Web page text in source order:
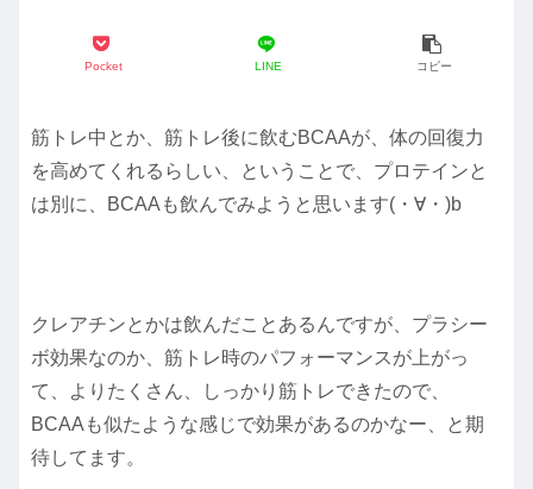
Pocket LINE コピー
筋トレ中とか、筋トレ後に飲むBCAAが、体の回復力
を高めてくれるらしい、ということで、プロテインと
は別に、BCAAも飲んでみようと思います(・∀・)b
クレアチンとかは飲んだことあるんですが、プラシー
ボ効果なのか、筋トレ時のパフォーマンスが上がっ
て、よりたくさん、しっかり筋トレできたので、
BCAAも似たような感じで効果があるのかなー、と期
待してます。